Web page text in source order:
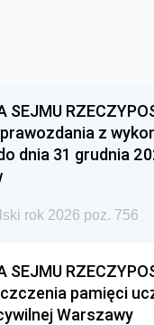
SEJMU
z
dnia 31 grudnia
rok 2026 poz. 756
SEJMU
pamięci
Warszawy